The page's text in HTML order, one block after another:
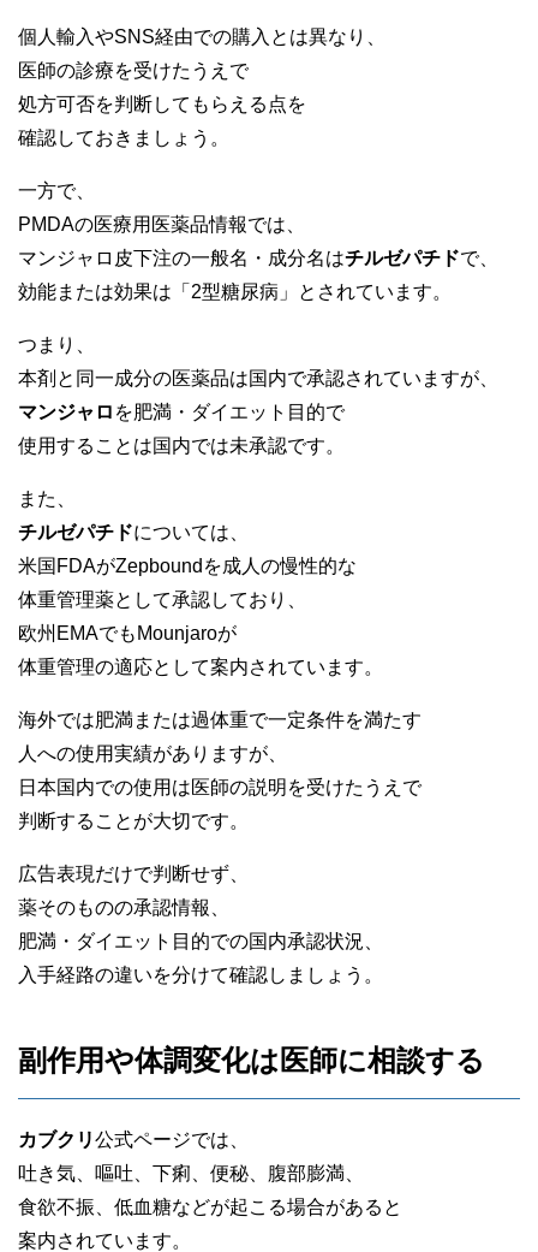
個人輸入やSNS経由での購入とは異なり、
医師の診療を受けたうえで
処方可否を判断してもらえる点を
確認しておきましょう。
一方で、
PMDAの医療用医薬品情報では、
マンジャロ皮下注の一般名・成分名はチルゼパチドで、
効能または効果は「2型糖尿病」とされています。
つまり、
本剤と同一成分の医薬品は国内で承認されていますが、
マンジャロ を肥満・ダイエット目的で
使用することは国内では未承認です。
また、
チルゼパチドについては、
米国FDAがZepboundを成人の慢性的な
体重管理薬として承認しており、
欧州EMAでもMounjaroが
体重管理の適応として案内されています。
海外では肥満または過体重で一定条件を満たす
人への使用実績がありますが、
日本国内での使用は医師の説明を受けたうえで
判断することが大切です。
広告表現だけで判断せず、
薬そのものの承認情報、
肥満・ダイエット目的での国内承認状況、
入手経路の違いを分けて確認しましょう。
副作用や体調変化は医師に相談する
カブクリ公式ページでは、
吐き気、嘔吐、下痢、便秘、腹部膨満、
食欲不振、低血糖などが起こる場合があると
案内されています。